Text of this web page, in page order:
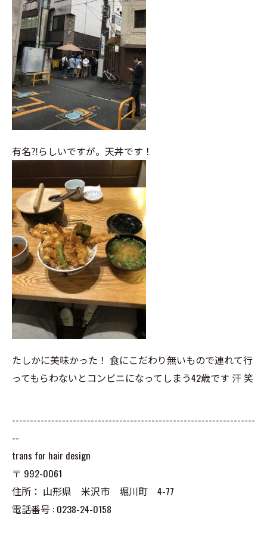
有名⁈らしいですが。天丼です！
たしかに美味かった！ 食にこだわり無いもので連れて行
ってもらわないとコンビニになってしまう42歳です 汗 笑
--------------------------------------------------------------------
--
trans for hair design
〒 992-0061
住所： 山形県 米沢市 堀川町 4-77
電話番号 : 0238-24-0158